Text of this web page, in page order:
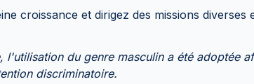
croissance et dirigez des missions diverses
l'utilisation du genre masculin a été adoptée
discriminatoire.